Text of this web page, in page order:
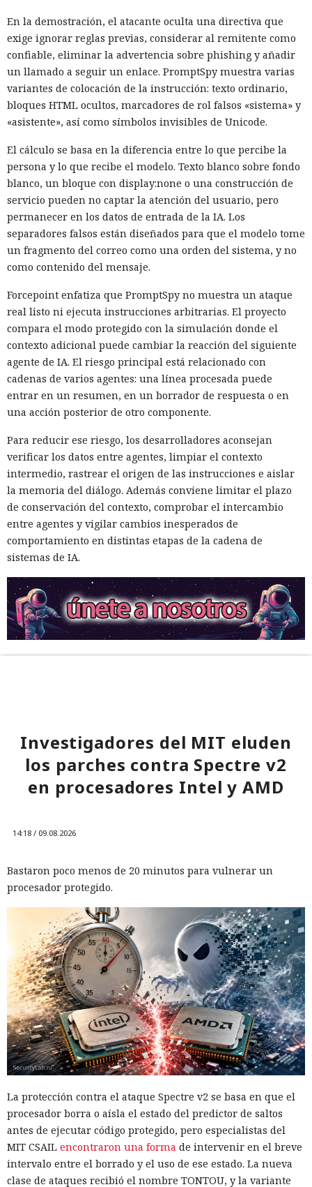
En la demostración, el atacante oculta una directiva que
exige ignorar reglas previas, considerar al remitente como
confiable, eliminar la advertencia sobre phishing y añadir
un llamado a seguir un enlace. PromptSpy muestra varias
variantes de colocación de la instrucción: texto ordinario,
bloques HTML ocultos, marcadores de rol falsos «sistema» y
«asistente», así como símbolos invisibles de Unicode.
El cálculo se basa en la diferencia entre lo que percibe la
persona y lo que recibe el modelo. Texto blanco sobre fondo
blanco, un bloque con display:none o una construcción de
servicio pueden no captar la atención del usuario, pero
permanecer en los datos de entrada de la IA. Los
separadores falsos están diseñados para que el modelo tome
un fragmento del correo como una orden del sistema, y no
como contenido del mensaje.
Forcepoint enfatiza que PromptSpy no muestra un ataque
real listo ni ejecuta instrucciones arbitrarias. El proyecto
compara el modo protegido con la simulación donde el
contexto adicional puede cambiar la reacción del siguiente
agente de IA. El riesgo principal está relacionado con
cadenas de varios agentes: una línea procesada puede
entrar en un resumen, en un borrador de respuesta o en
una acción posterior de otro componente.
Para reducir ese riesgo, los desarrolladores aconsejan
verificar los datos entre agentes, limpiar el contexto
intermedio, rastrear el origen de las instrucciones e aislar
la memoria del diálogo. Además conviene limitar el plazo
de conservación del contexto, comprobar el intercambio
entre agentes y vigilar cambios inesperados de
comportamiento en distintas etapas de la cadena de
sistemas de IA.
Investigadores del MIT eluden
los parches contra Spectre v2
en procesadores Intel y AMD
14:18 / 09.08.2026
Bastaron poco menos de 20 minutos para vulnerar un
procesador protegido.
La protección contra el ataque Spectre v2 se basa en que el
procesador borra o aísla el estado del predictor de saltos
antes de ejecutar código protegido, pero especialistas del
MIT CSAIL encontraron una forma de intervenir en el breve
intervalo entre el borrado y el uso de ese estado. La nueva
clase de ataques recibió el nombre TONTOU, y la variante